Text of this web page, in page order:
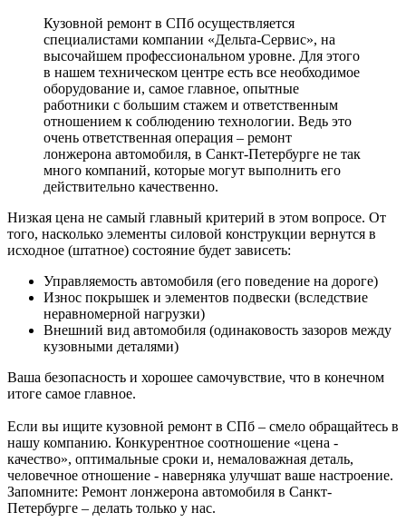
Кузовной ремонт в СПб осуществляется
специалистами компании «Дельта-Сервис», на
высочайшем профессиональном уровне. Для этого
в нашем техническом центре есть все необходимое
оборудование и, самое главное, опытные
работники с большим стажем и ответственным
отношением к соблюдению технологии. Ведь это
очень ответственная операция – ремонт
лонжерона автомобиля, в Санкт-Петербурге не так
много компаний, которые могут выполнить его
действительно качественно.
Низкая цена не самый главный критерий в этом вопросе. От
того, насколько элементы силовой конструкции вернутся в
исходное (штатное) состояние будет зависеть:
Управляемость автомобиля (его поведение на дороге)
Износ покрышек и элементов подвески (вследствие
неравномерной нагрузки)
Внешний вид автомобиля (одинаковость зазоров между
кузовными деталями)
Ваша безопасность и хорошее самочувствие, что в конечном
итоге самое главное.
Если вы ищите кузовной ремонт в СПб – смело обращайтесь в
нашу компанию. Конкурентное соотношение «цена -
качество», оптимальные сроки и, немаловажная деталь,
человечное отношение - наверняка улучшат ваше настроение.
Запомните: Ремонт лонжерона автомобиля в Санкт-
Петербурге – делать только у нас.